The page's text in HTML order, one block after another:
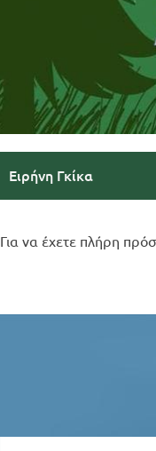
Ειρήνη Γκίκα
Για να έχετε πλήρη